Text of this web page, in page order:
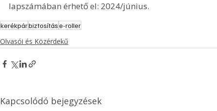
lapszámában érhető el: 2024/június.
kerékpárbiztosításe-roller
Olvasói és Közérdekű
Kapcsolódó bejegyzések